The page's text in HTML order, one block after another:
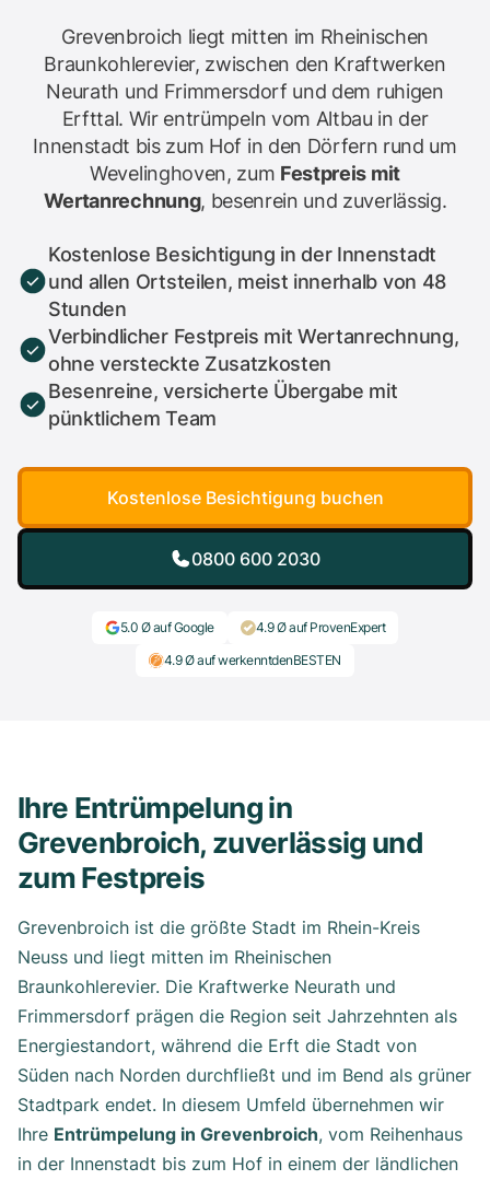
Grevenbroich liegt mitten im Rheinischen
Braunkohlerevier, zwischen den Kraftwerken
Neurath und Frimmersdorf und dem ruhigen
Erfttal. Wir entrümpeln vom Altbau in der
Innenstadt bis zum Hof in den Dörfern rund um
Wevelinghoven, zum Festpreis mit
Wertanrechnung, besenrein und zuverlässig.
Kostenlose Besichtigung in der Innenstadt
und allen Ortsteilen, meist innerhalb von 48
Stunden
Verbindlicher Festpreis mit Wertanrechnung,
ohne versteckte Zusatzkosten
Besenreine, versicherte Übergabe mit
pünktlichem Team
Kostenlose Besichtigung buchen
0800 600 2030
5.0 Ø auf Google
4.9 Ø auf ProvenExpert
4.9 Ø auf werkenntdenBESTEN
Ihre Entrümpelung in
Grevenbroich, zuverlässig und
zum Festpreis
Grevenbroich ist die größte Stadt im Rhein-Kreis
Neuss und liegt mitten im Rheinischen
Braunkohlerevier. Die Kraftwerke Neurath und
Frimmersdorf prägen die Region seit Jahrzehnten als
Energiestandort, während die Erft die Stadt von
Süden nach Norden durchfließt und im Bend als grüner
Stadtpark endet. In diesem Umfeld übernehmen wir
Ihre Entrümpelung in Grevenbroich, vom Reihenhaus
in der Innenstadt bis zum Hof in einem der ländlichen